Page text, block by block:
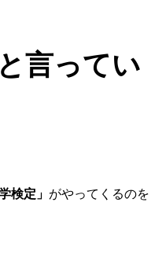
言ってい
検定」 がやってくるのを